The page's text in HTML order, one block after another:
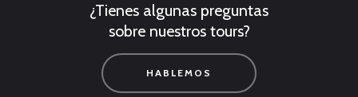
¿Tienes algunas preguntas
sobre nuestros tours?
HABLEMOS